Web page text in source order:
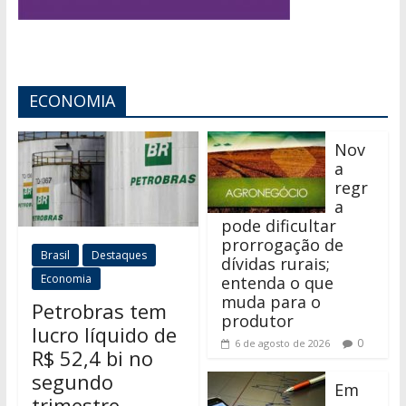
ECONOMIA
Brasil
Destaques
Economia
Petrobras tem
lucro líquido de
R$ 52,4 bi no
segundo
Nov
a
regr
a
pode dificultar
prorrogação de
dívidas rurais;
entenda o que
muda para o
produtor
6 de agosto de 2026 0
Em